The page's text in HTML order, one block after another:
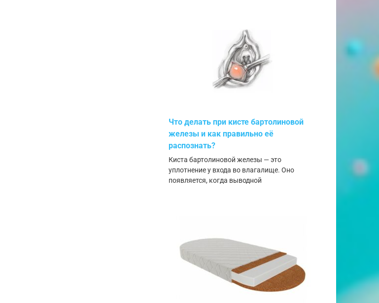
Что делать при кисте бартолиновой
железы и как правильно её
распознать?
Киста бартолиновой железы — это
уплотнение у входа во влагалище. Оно
появляется, когда выводной